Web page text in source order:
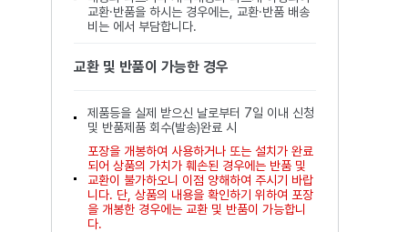
교환·반품을 하시는 경우에는, 교환·반품 배송
비는 에서 부담합니다.
교환 및 반품이 가능한 경우
제품등을 실제 받으신 날로부터 7일 이내 신청
및 반품제품 회수(발송)완료 시
포장을 개봉하여 사용하거나 또는 설치가 완료
되어 상품의 가치가 훼손된 경우에는 반품 및
교환이 불가하오니 이점 양해하여 주시기 바랍
니다. 단, 상품의 내용을 확인하기 위하여 포장
을 개봉한 경우에는 교환 및 반품이 가능합니
다.